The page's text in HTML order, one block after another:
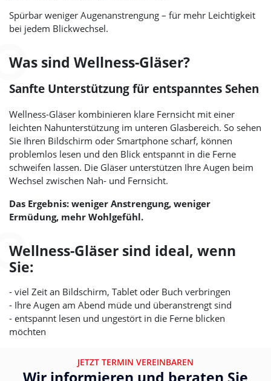
Spürbar weniger Augenanstrengung – für mehr Leichtigkeit
bei jedem Blickwechsel.
Was sind Wellness-Gläser?
Sanfte Unterstützung für entspanntes Sehen
Wellness-Gläser kombinieren klare Fernsicht mit einer
leichten Nahunterstützung im unteren Glasbereich. So sehen
Sie Ihren Bildschirm oder Smartphone scharf, können
problemlos lesen und den Blick entspannt in die Ferne
schweifen lassen. Die Gläser unterstützen Ihre Augen beim
Wechsel zwischen Nah- und Fernsicht.
Das Ergebnis: weniger Anstrengung, weniger
Ermüdung, mehr Wohlgefühl.
Wellness-Gläser sind ideal, wenn
Sie:
- viel Zeit an Bildschirm, Tablet oder Buch verbringen
- Ihre Augen am Abend müde und überanstrengt sind
- entspannt lesen und ungestört in die Ferne blicken
möchten
JETZT TERMIN VEREINBAREN